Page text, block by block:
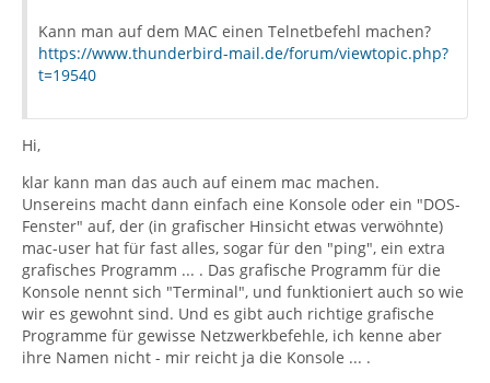
Kann man auf dem MAC einen Telnetbefehl machen?
https://www.thunderbird-mail.de/forum/viewtopic.php?
t=19540
Hi,
klar kann man das auch auf einem mac machen.
Unsereins macht dann einfach eine Konsole oder ein "DOS-
Fenster" auf, der (in grafischer Hinsicht etwas verwöhnte)
mac-user hat für fast alles, sogar für den "ping", ein extra
grafisches Programm ... . Das grafische Programm für die
Konsole nennt sich "Terminal", und funktioniert auch so wie
wir es gewohnt sind. Und es gibt auch richtige grafische
Programme für gewisse Netzwerkbefehle, ich kenne aber
ihre Namen nicht - mir reicht ja die Konsole ... .